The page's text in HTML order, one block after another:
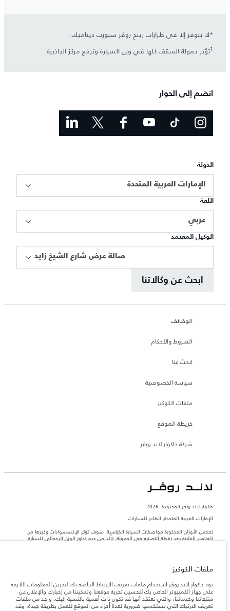
*لا يتوفر إلا في طرازات رينج روڤر سبورت ديناميك.
1تؤثر حمولة السقف كلها في وزن السيارة وترفع مركز الجاذبية.
انضم إلى الحوار
الدولة
الإمارات العربية المتحدة
اللغة
عربي
الوكيل المعتمد
صالة عرض شارع الشيخ زايد
ابحث عن وكالاتنا
الوظائف
الشروط والأحكام
ابحث عنا
سياسة الخصوصية
ملفات الكوكيز
خريطة الموقع
شركة جاكوار لاند روڤر
جاكوار لاند روڨر المحدودة: 2026
الإمارات العربية المتحدة, الطاير للسيارات
تعكس الأوزان المذكورة مواصفات السيارة القياسية. سوف تؤثر الإكسسوارات وغيرها من
العناصر المثبتة بعد نقطة التصنيع في الحمولة. تأكد من عدم تجاوز الوزن الإجمالي للسيارة
المعلومات والمواصفات والأسعار والألوان المذكورة على هذا الموقع قد تختلف من بلد إلى
آخر، كما أنّها قد تتغير بدون إشعار مسبق. الرجاء التواصل مع وكيلنا المحلي للتأكد من توفّرها
والتحقق من الأسعار.
ملاحظة مهمة حول الصور والمواصفات.إن النقص العالمي في أشباه الموصلات يؤثر حاليًا
في مواصفات تصميم السيارات وتوفر الخيارات وتوقيتات التصاميم. هذا ظرف ديناميكي
ملفات الكوكيز
تود جاكوار لاند روڤر استخدام ملفات تعريف الارتباط الخاصة بك لتخزين المعلومات اللازمة
على جهاز الكمبيوتر الخاص بك لتحسين تجربة موقعنا وتمكيننا من إخبارك والإعلان عن
منتجاتنا وخدماتنا، والتي نعتقد أنها قد تكون ذات أهمية بالنسبة إليك. واحد من ملفات
تعريف الارتباط التي نستخدمها ضرورية لعدة أجزاء من الموقع للعمل بطريقة جيدة، وقد